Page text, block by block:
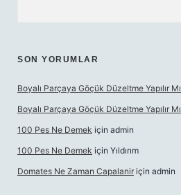
SON YORUMLAR
Boyalı Parçaya Göçük Düzeltme Yapılır Mı
Boyalı Parçaya Göçük Düzeltme Yapılır Mı
100 Pes Ne Demek için admin
100 Pes Ne Demek için Yıldırım
Domates Ne Zaman Capalanir için admin